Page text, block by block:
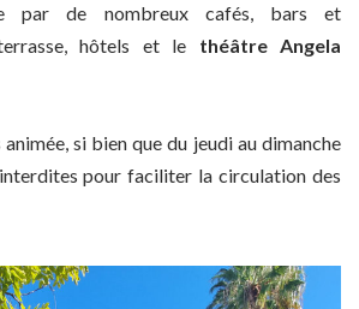
par de nombreux cafés, bars et
hôtels et le théâtre Angela
animée, si bien que du jeudi au dimanche
pour faciliter la circulation des